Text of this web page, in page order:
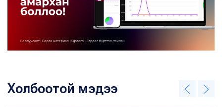
Холбоотой мэдээ